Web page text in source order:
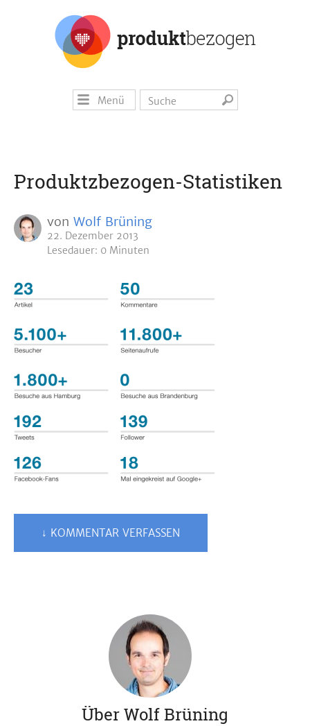
Menü
Produktzbezogen-Statistiken
von Wolf Brüning
22. Dezember 2013
Lesedauer: 0 Minuten
↓ KOMMENTAR VERFASSEN
Über Wolf Brüning